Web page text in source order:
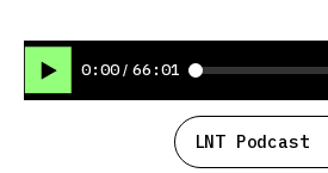
0:00 / 66:01
LNT Podcast